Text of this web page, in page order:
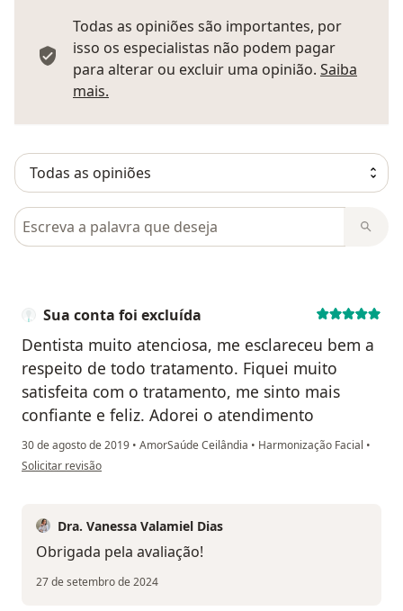
Todas as opiniões são importantes, por
isso os especialistas não podem pagar
para alterar ou excluir uma opinião. Saiba
mais.
Pesquisar em opiniões
Sua conta foi excluída
Dentista muito atenciosa, me esclareceu bem a
respeito de todo tratamento. Fiquei muito
satisfeita com o tratamento, me sinto mais
confiante e feliz. Adorei o atendimento
30 de agosto de 2019 • AmorSaúde Ceilândia • Harmonização Facial •
na opinião do utilizador Sua conta foi excluída
Solicitar revisão
Dra. Vanessa Valamiel Dias
Obrigada pela avaliação!
27 de setembro de 2024